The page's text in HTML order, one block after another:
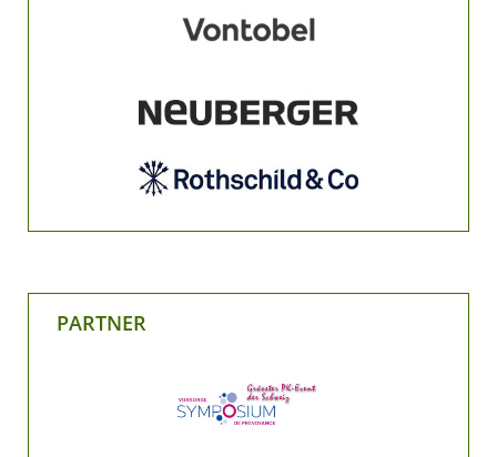
PARTNER